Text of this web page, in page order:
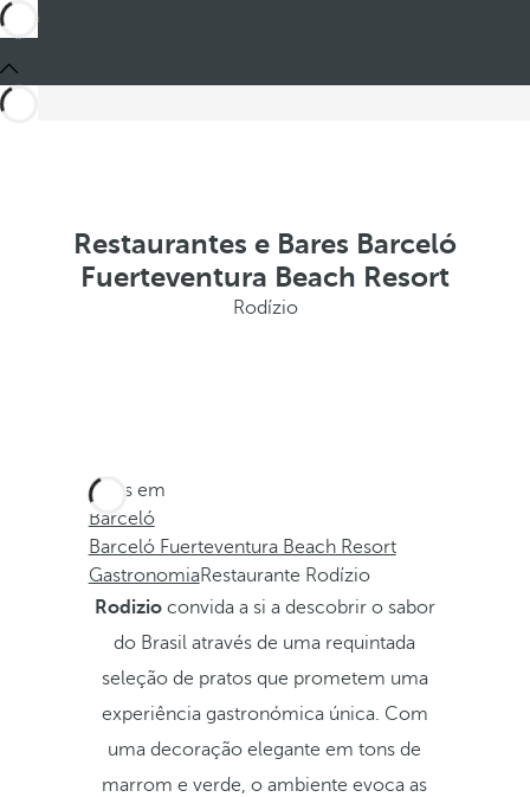
Restaurantes e Bares Barceló
Fuerteventura Beach Resort
Rodízio
Estes em
Barceló
Barceló Fuerteventura Beach Resort
GastronomiaRestaurante Rodízio
Rodizioconvida a si a descobrir o sabor
do Brasil através de uma requintada
seleção de pratos que prometem uma
experiência gastronómica única. Com
uma decoração elegante em tons de
marrom e verde, o ambiente evoca as